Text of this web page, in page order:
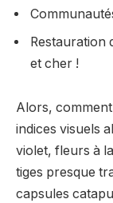
Restauration
et cher !
Alors,
indices visuels
violet, fleurs à
tiges presque
capsules